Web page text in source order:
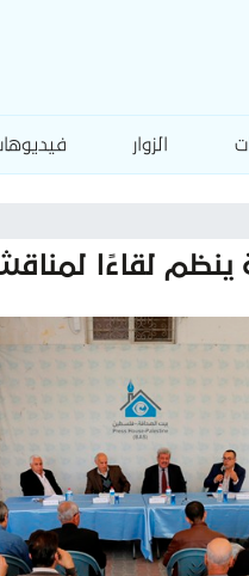
الزوار
ينظم لقاءًا